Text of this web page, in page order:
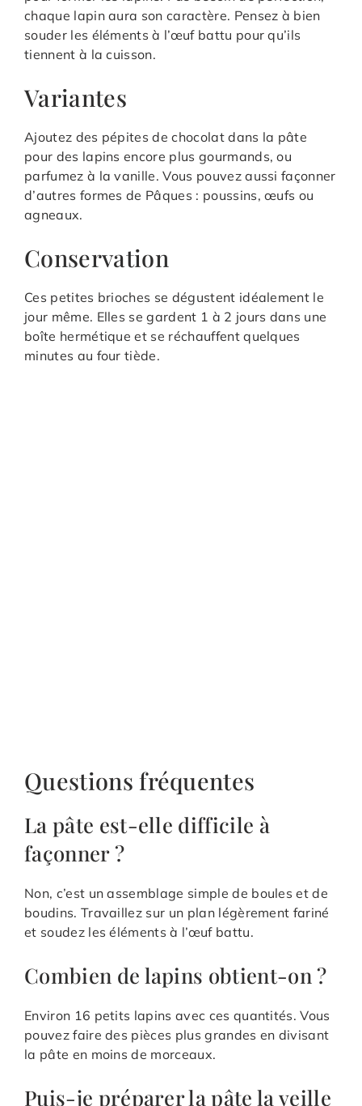
chaque lapin aura son caractère. Pensez à bien
souder les éléments à l’œuf battu pour qu’ils
tiennent à la cuisson.
Variantes
Ajoutez des pépites de chocolat dans la pâte
pour des lapins encore plus gourmands, ou
parfumez à la vanille. Vous pouvez aussi façonner
d’autres formes de Pâques : poussins, œufs ou
agneaux.
Conservation
Ces petites brioches se dégustent idéalement le
jour même. Elles se gardent 1 à 2 jours dans une
boîte hermétique et se réchauffent quelques
minutes au four tiède.
Questions fréquentes
La pâte est-elle difficile à
façonner ?
Non, c’est un assemblage simple de boules et de
boudins. Travaillez sur un plan légèrement fariné
et soudez les éléments à l’œuf battu.
Combien de lapins obtient-on ?
Environ 16 petits lapins avec ces quantités. Vous
pouvez faire des pièces plus grandes en divisant
la pâte en moins de morceaux.
Puis-je préparer la pâte la veille